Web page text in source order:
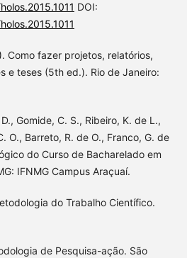
DOI:
Como fazer projetos, relatórios,
e teses (5th ed.). Rio de Janeiro:
Gomide, C. S., Ribeiro, K. de L.,
O., Barreto, R. de O., Franco, G. de
do Curso de Bacharelado em
IFNMG Campus Araçuaí.
do Trabalho Científico.
de Pesquisa-ação. São